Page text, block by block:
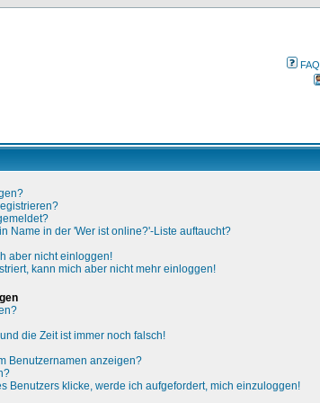
FAQ
Name in der 'Wer ist online?'-Liste auftaucht?
aber nicht einloggen!
kann mich aber nicht mehr einloggen!
die Zeit ist immer noch falsch!
Benutzernamen anzeigen?
Benutzers klicke, werde ich aufgefordert, mich einzuloggen!